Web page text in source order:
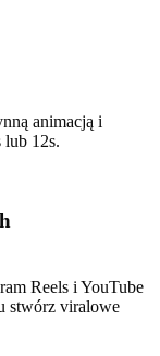
animacją i
lub 12s.
Reels i YouTube
stwórz viralowe